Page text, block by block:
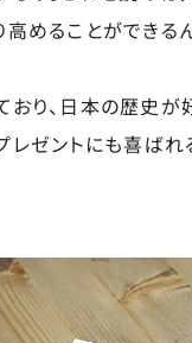
めることができる
おり、日本の歴史
ゼントにも喜ばれ